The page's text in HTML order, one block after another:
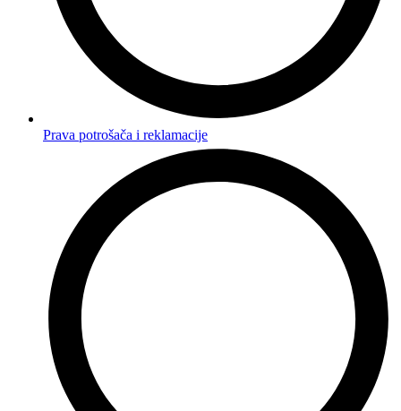
Prava potrošača i reklamacije